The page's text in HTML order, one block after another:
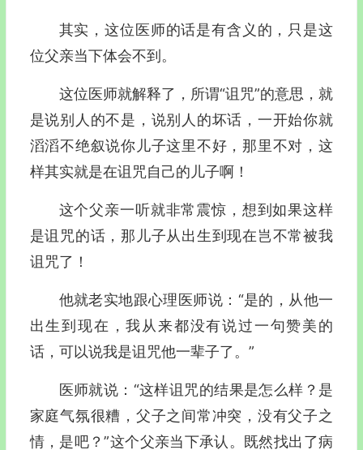
其实，这位医师的话是有含义的，只是这
位父亲当下体会不到。
这位医师就解释了，所谓“诅咒”的意思，就
是说别人的不是，说别人的坏话，一开始你就
滔滔不绝叙说你儿子这里不好，那里不对，这
样其实就是在诅咒自己的儿子啊！
这个父亲一听就非常震惊，想到如果这样
是诅咒的话，那儿子从出生到现在岂不常被我
诅咒了！
他就老实地跟心理医师说：“是的，从他一
出生到现在，我从来都没有说过一句赞美的
话，可以说我是诅咒他一辈子了。”
医师就说：“这样诅咒的结果是怎么样？是
家庭气氛很糟，父子之间常冲突，没有父子之
情，是吧？”这个父亲当下承认。既然找出了病